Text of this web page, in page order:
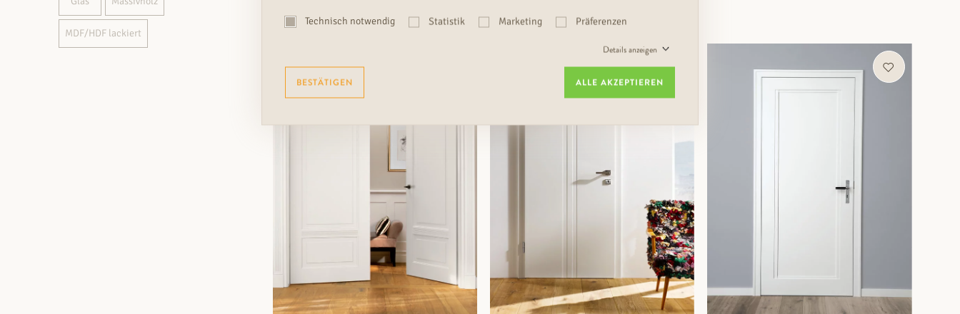
MDF/HDF lackiert
ZUM PRODUKT ZUM PRODUKT
Technisch notwendig Statistik Marketing Präferenzen
Details anzeigen
BESTÄTIGEN ALLE AKZEPTIEREN